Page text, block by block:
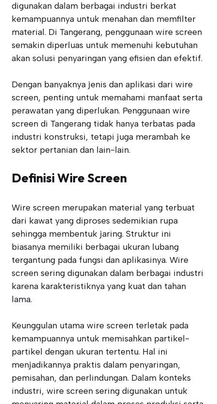
digunakan dalam berbagai industri berkat
kemampuannya untuk menahan dan memfilter
material. Di Tangerang, penggunaan wire screen
semakin diperluas untuk memenuhi kebutuhan
akan solusi penyaringan yang efisien dan efektif.
Dengan banyaknya jenis dan aplikasi dari wire
screen, penting untuk memahami manfaat serta
perawatan yang diperlukan. Penggunaan wire
screen di Tangerang tidak hanya terbatas pada
industri konstruksi, tetapi juga merambah ke
sektor pertanian dan lain-lain.
Definisi Wire Screen
Wire screen merupakan material yang terbuat
dari kawat yang diproses sedemikian rupa
sehingga membentuk jaring. Struktur ini
biasanya memiliki berbagai ukuran lubang
tergantung pada fungsi dan aplikasinya. Wire
screen sering digunakan dalam berbagai industri
karena karakteristiknya yang kuat dan tahan
lama.
Keunggulan utama wire screen terletak pada
kemampuannya untuk memisahkan partikel-
partikel dengan ukuran tertentu. Hal ini
menjadikannya praktis dalam penyaringan,
pemisahan, dan perlindungan. Dalam konteks
industri, wire screen sering digunakan untuk